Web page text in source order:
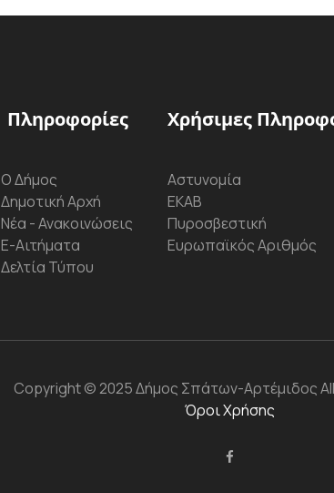
Πληροφορίες
Ο Δήμος
Δημοτική Αρχή
Νέα - Ανακοινώσεις
Ε-Αιτήματα
Δελτία Τύπου
Χρήσιμες
Αστυνομία
ΕΚΑΒ
Πυροσβεστική
Ευρωπαϊκός Αριθμός
Copyright© 2025 Δήμος Σπάτων-Αρτέμιδος
Όροι Χρήσης